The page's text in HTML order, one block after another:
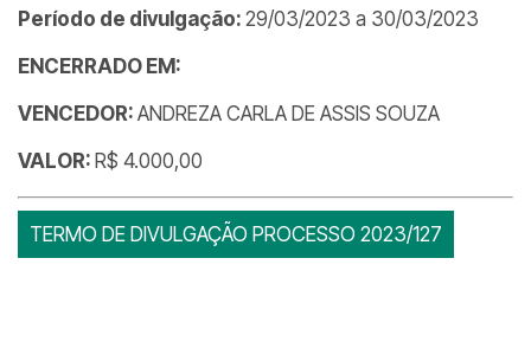
Período de divulgação: 29/03/2023 a 30/03/2023
ENCERRADO EM:
VENCEDOR: ANDREZA CARLA DE ASSIS SOUZA
VALOR: R$ 4.000,00
TERMO DE DIVULGAÇÃO PROCESSO 2023/127